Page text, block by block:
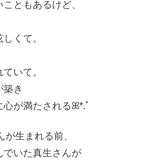
ともあるけど、
しくて。
いて。
築き
心が満たされるꕤ*.ﾟ
が生まれる前、
でいた真生さんが